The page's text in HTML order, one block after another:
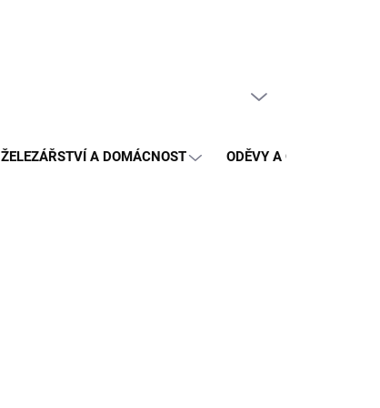
ŽELEZÁŘSTVÍ A DOMÁCNOST ODĚVY A OCHRANA